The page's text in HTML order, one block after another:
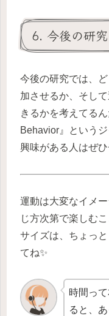
6. 今後の研
今後の研究では、
加させるか、そし
きるかを考えてる
Behavior』という
興味がある人はぜ
運動は大変なイメ
じ方次第で楽しむ
サイズは、ちょっ
てね✨
時間っ
ると、